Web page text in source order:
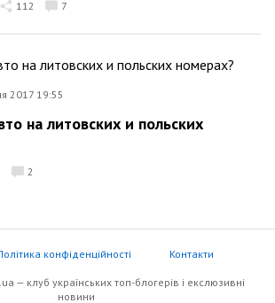
112 7
2017 19:55
на литовских и польских
2
конфіденційності Контакти
— клуб українських топ-блогерів i екслюзивнi
новини